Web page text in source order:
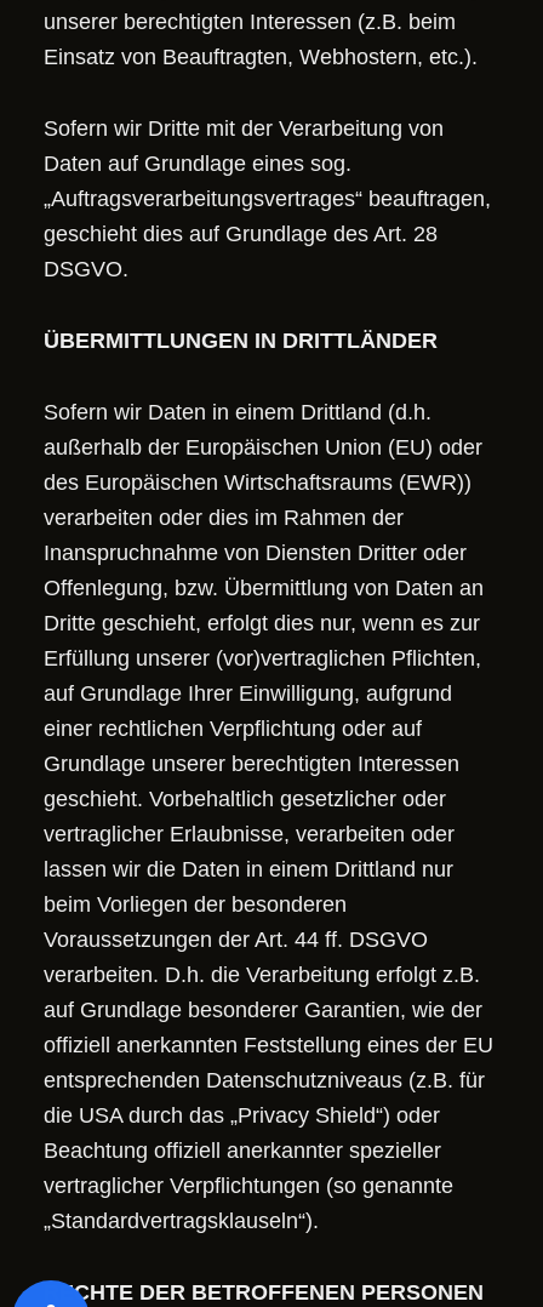
unserer berechtigten Interessen (z.B. beim
Einsatz von Beauftragten, Webhostern, etc.).
Sofern wir Dritte mit der Verarbeitung von
Daten auf Grundlage eines sog.
„Auftragsverarbeitungsvertrages“ beauftragen,
geschieht dies auf Grundlage des Art. 28
DSGVO.
ÜBERMITTLUNGEN IN DRITTLÄNDER
Sofern wir Daten in einem Drittland (d.h.
außerhalb der Europäischen Union (EU) oder
des Europäischen Wirtschaftsraums (EWR))
verarbeiten oder dies im Rahmen der
Inanspruchnahme von Diensten Dritter oder
Offenlegung, bzw. Übermittlung von Daten an
Dritte geschieht, erfolgt dies nur, wenn es zur
Erfüllung unserer (vor)vertraglichen Pflichten,
auf Grundlage Ihrer Einwilligung, aufgrund
einer rechtlichen Verpflichtung oder auf
Grundlage unserer berechtigten Interessen
geschieht. Vorbehaltlich gesetzlicher oder
vertraglicher Erlaubnisse, verarbeiten oder
lassen wir die Daten in einem Drittland nur
beim Vorliegen der besonderen
Voraussetzungen der Art. 44 ff. DSGVO
verarbeiten. D.h. die Verarbeitung erfolgt z.B.
auf Grundlage besonderer Garantien, wie der
offiziell anerkannten Feststellung eines der EU
entsprechenden Datenschutzniveaus (z.B. für
die USA durch das „Privacy Shield“) oder
Beachtung offiziell anerkannter spezieller
vertraglicher Verpflichtungen (so genannte
„Standardvertragsklauseln“).
RECHTE DER BETROFFENEN PERSONEN